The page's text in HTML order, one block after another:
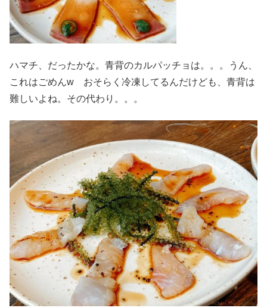
ハマチ、だったかな。青背のカルパッチョは。。。うん、
これはごめんw おそらく冷凍してるんだけども、青背は
難しいよね。その代わり。。。